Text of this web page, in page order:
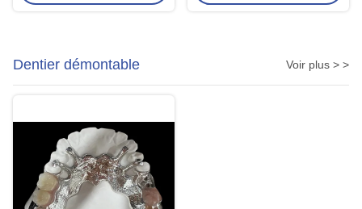
Dentier démontable Voir plus > >